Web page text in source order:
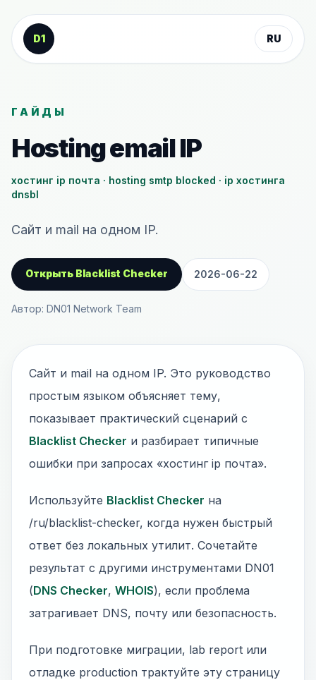
К содержанию
D1
RU
ГАЙДЫ
Hosting email IP
хостинг ip почта · hosting smtp blocked · ip хостинга
dnsbl
Сайт и mail на одном IP.
Открыть Blacklist Checker 2026-06-22
Автор: DN01 Network Team
Сайт и mail на одном IP. Это руководство
простым языком объясняет тему,
показывает практический сценарий с
Blacklist Checker и разбирает типичные
ошибки при запросах «хостинг ip почта».
Используйте Blacklist Checker на
/ru/blacklist-checker, когда нужен быстрый
ответ без локальных утилит. Сочетайте
результат с другими инструментами DN01
(DNS Checker, WHOIS), если проблема
затрагивает DNS, почту или безопасность.
При подготовке миграции, lab report или
отладке production трактуйте эту страницу